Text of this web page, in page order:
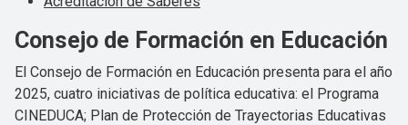
Consejo de Formación en Educación
El Consejo de Formación en Educación presenta para el año
2025, cuatro iniciativas de política educativa: el Programa
CINEDUCA; Plan de Protección de Trayectorias Educativas